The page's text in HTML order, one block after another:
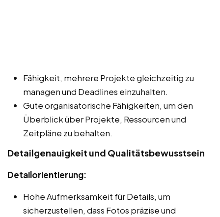
Fähigkeit, mehrere Projekte gleichzeitig zu
managen und Deadlines einzuhalten.
Gute organisatorische Fähigkeiten, um den
Überblick über Projekte, Ressourcen und
Zeitpläne zu behalten.
Detailgenauigkeit und Qualitätsbewusstsein
Detailorientierung:
Hohe Aufmerksamkeit für Details, um
sicherzustellen, dass Fotos präzise und